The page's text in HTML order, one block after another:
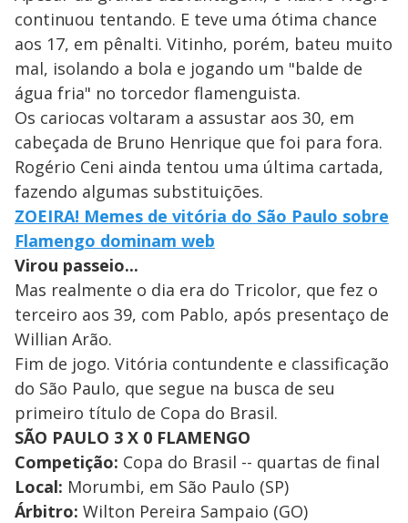
continuou tentando. E teve uma ótima chance
aos 17, em pênalti. Vitinho, porém, bateu muito
mal, isolando a bola e jogando um "balde de
água fria" no torcedor flamenguista.
Os cariocas voltaram a assustar aos 30, em
cabeçada de Bruno Henrique que foi para fora.
Rogério Ceni ainda tentou uma última cartada,
fazendo algumas substituições.
ZOEIRA! Memes de vitória do São Paulo sobre
Flamengo dominam web
Virou passeio...
Mas realmente o dia era do Tricolor, que fez o
terceiro aos 39, com Pablo, após presentaço de
Willian Arão.
Fim de jogo. Vitória contundente e classificação
do São Paulo, que segue na busca de seu
primeiro título de Copa do Brasil.
SÃO PAULO 3 X 0 FLAMENGO
Competição: Copa do Brasil -- quartas de final
Local: Morumbi, em São Paulo (SP)
Árbitro: Wilton Pereira Sampaio (GO)